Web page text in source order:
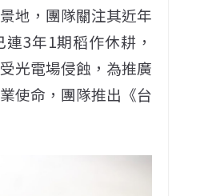
地，團隊關注其近年
3年1期稻作休耕，
光電場侵蝕，為推廣
使命，團隊推出《台